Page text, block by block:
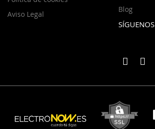
Aviso Legal
Blog
SÍGUENOS